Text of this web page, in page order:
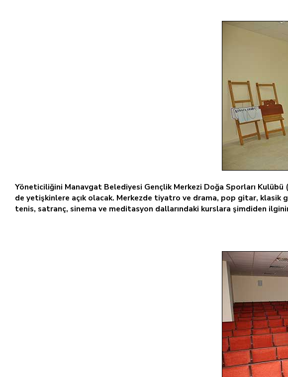
Yöneticiliğini Manavgat Belediyesi Gençlik Merkezi Doğa Sporları Kulübü
de yetişkinlere açık olacak. Merkezde tiyatro ve drama, pop gitar,
tenis, satranç, sinema ve meditasyon dallarındaki kurslara şimdiden